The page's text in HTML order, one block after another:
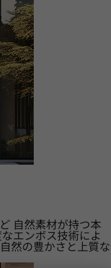
自然素材が持つ本
エンボス技術によ
然の豊かさと上質な